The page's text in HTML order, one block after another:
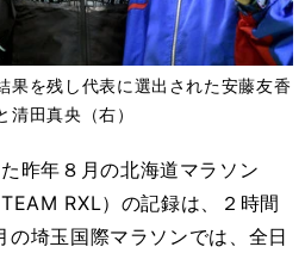
果を残し代表に選出された安藤友香
清田真央（右）
昨年８月の北海道マラソン
RXL）の記録は、２時間
埼玉国際マラソンでは、全日